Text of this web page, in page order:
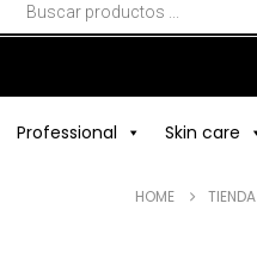
Professional Skin care
HOME TIENDA